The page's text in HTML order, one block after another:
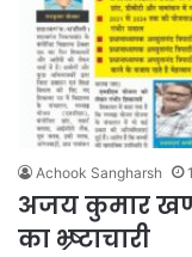
Achook Sangharsh
अजय कुमार
का भ्र्ष्टाचारी